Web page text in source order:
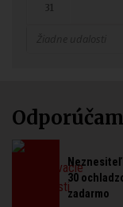
31
30
zadarmo